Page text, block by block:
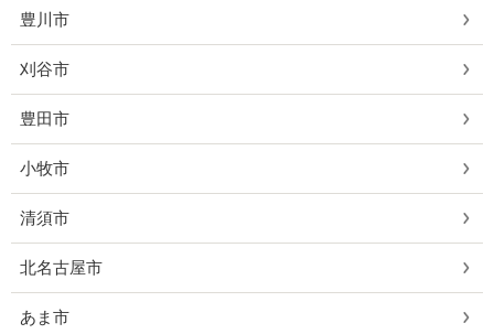
豊川市
刈谷市
豊田市
小牧市
清須市
北名古屋市
あま市